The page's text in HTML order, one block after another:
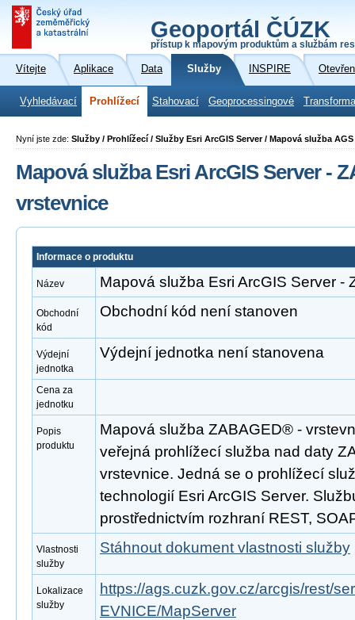
Geoportál ČÚZK
přístup k mapovým produktům a službám
Vítejte Aplikace Data Služby INSPIRE
Vyhledávací Prohlížecí Stahovací Geoprocessingové
Nyní jste zde: Služby / Prohlížecí / Služby Esri ArcGIS Server / Mapová služba
Mapová služba Esri ArcGIS Server -
vrstevnice
Informace o produktu
Název Mapová služba Esri ArcGIS Server -
Obchodní
kód
Obchodní kód není stanoven
Výdejní
jednotka
Výdejní jednotka není stanovena
Cena za
jednotku
Popis
produktu
Mapová služba ZABAGED® -
veřejná prohlížecí služba nad daty
vrstevnice. Jedná se o prohlížecí
technologií Esri ArcGIS Server.
prostřednictvím rozhraní REST,
Vlastnosti
služby
Stáhnout dokument vlastnosti služby
Lokalizace
služby
https://ags.cuzk.gov.cz/arcgis/rest/
EVNICE/MapServer